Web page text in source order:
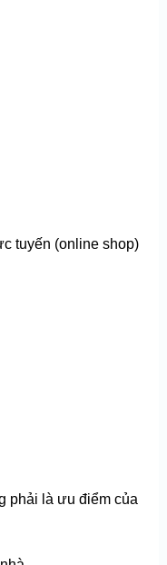
tuyến (online shop)
phải là ưu điểm của